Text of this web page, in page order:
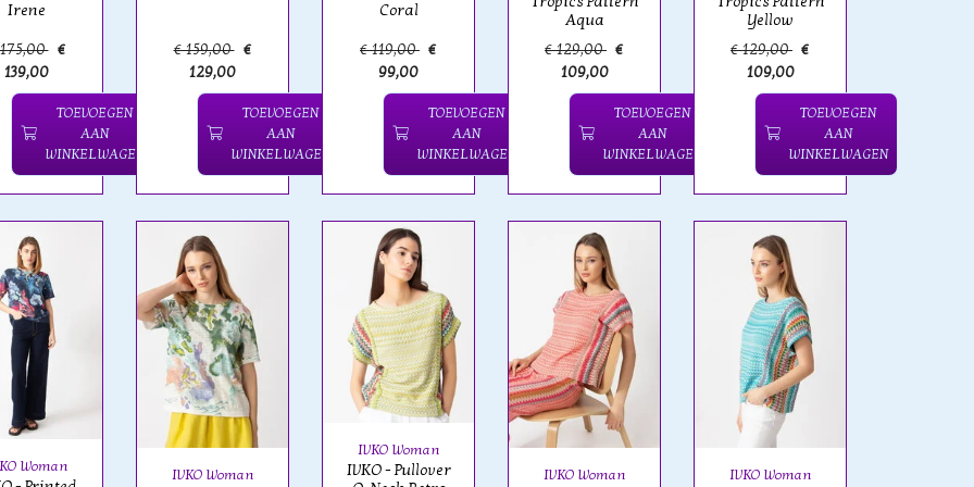
Irene
€
139,00
TOEVOEGEN
AAN
WINKELWAGEN
€ 159,00 €
129,00
TOEVOEGEN
AAN
WINKELWAGEN
Coral
€ 119,00 €
99,00
TOEVOEGEN
AAN
WINKELWAGEN
Aqua
€ 129,00 €
109,00
TOEVOEGEN
AAN
WINKELWAGEN
Yellow
€ 129,00 €
109,00
TOEVOEGEN
AAN
WINKELWAGEN
Woman IVKO Woman
IVKO Woman
IVKO - Pullover
IVKO Woman IVKO Woman